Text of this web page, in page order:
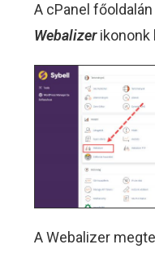
A cPanel
Webalizerikononk
A Webalizer